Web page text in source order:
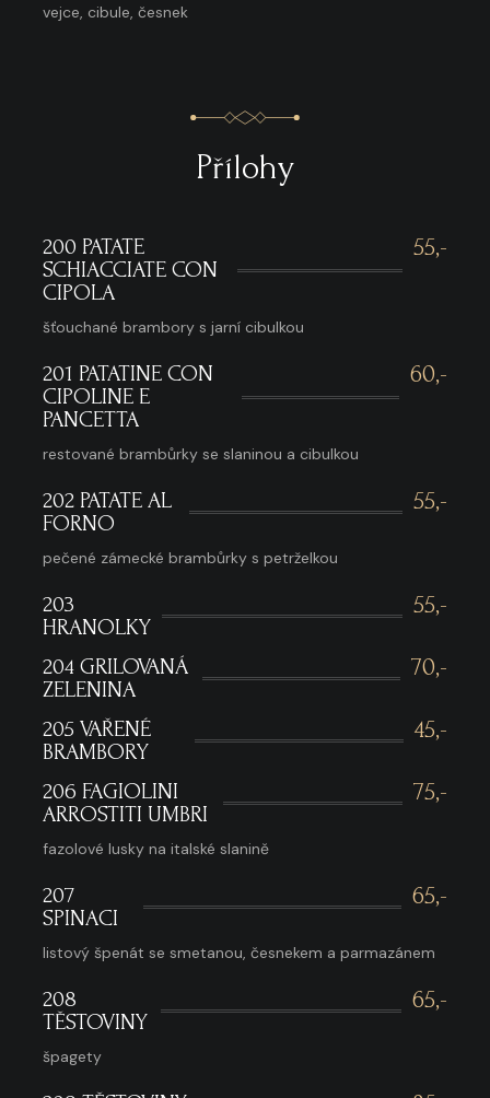
vejce, cibule, česnek
Přílohy
200 PATATE
SCHIACCIATE CON
CIPOLA
55,-
šťouchané brambory s jarní cibulkou
201 PATATINE CON
CIPOLINE E
PANCETTA
60,-
restované brambůrky se slaninou a cibulkou
202 PATATE AL
FORNO
55,-
pečené zámecké brambůrky s petrželkou
203
HRANOLKY
55,-
204 GRILOVANÁ
ZELENINA
70,-
205 VAŘENÉ
BRAMBORY
45,-
206 FAGIOLINI
ARROSTITI UMBRI
75,-
fazolové lusky na italské slanině
207
SPINACI
65,-
listový špenát se smetanou, česnekem a parmazánem
208
TĚSTOVINY
65,-
špagety